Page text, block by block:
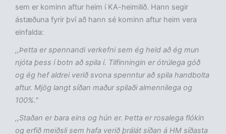
sem er kominn aftur heim í KA-heimilið. Hann segir
ástæðuna fyrir því að hann sé kominn aftur heim vera
einfalda:
,,Þetta er spennandi verkefni sem ég held að ég mun
njóta þess í botn að spila í. Tilfinningin er ótrúlega góð
og ég hef aldrei verið svona spenntur að spila handbolta
aftur. Mjög langt síðan maður spilaði almennilega og
100%."
,,Staðan er bara eins og hún er. Þetta er rosalega flókin
og erfið meiðsli sem hafa verið þrálát síðan á HM síðasta